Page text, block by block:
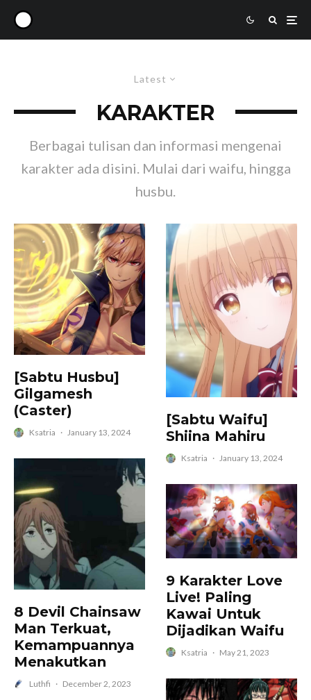
Latest
KARAKTER
Berbagai tulisan dan informasi mengenai
karakter ada disini. Mulai dari waifu, hingga
husbu.
[Sabtu Husbu]
Gilgamesh
(Caster)
Ksatria · January 13, 2024
8 Devil Chainsaw
Man Terkuat,
Kemampuannya
Menakutkan
Luthfi · December 2, 2023
[Sabtu Waifu]
Shiina Mahiru
Ksatria · January 13, 2024
9 Karakter Love
Live! Paling
Kawai Untuk
Dijadikan Waifu
Ksatria · May 21, 2023